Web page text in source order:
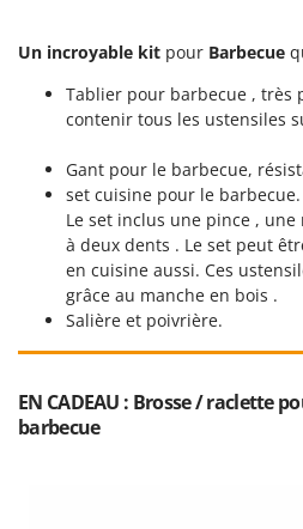
Novatec
Novital
NuAir
NuovaFac
Officine Savioli
Oliviero
Olix
OMA
Ompagrill
Un incroyable kit pour Barbecue
Tablier pour barbecue , très
contenir tous les ustensiles
Gant pour le barbecue,
set cuisine pour le barbecue.
Le set inclus une pince ,
à deux dents . Le set peut
en cuisine aussi. Ces
grâce au manche en bois .
Salière et poivrière.
EN CADEAU : Brosse / raclette
barbecue